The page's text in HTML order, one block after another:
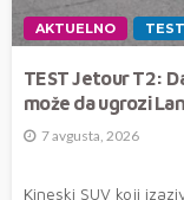
AKTUELNO
TEST Jetour T2:
može da ugrozi
7 avgusta, 2026
Kineski SUV koji